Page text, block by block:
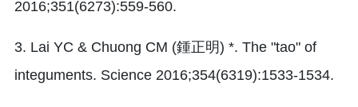
2016;351(6273):559-560.
3. Lai YC & Chuong CM (鍾正明) *. The "tao" of
integuments. Science 2016;354(6319):1533-1534.